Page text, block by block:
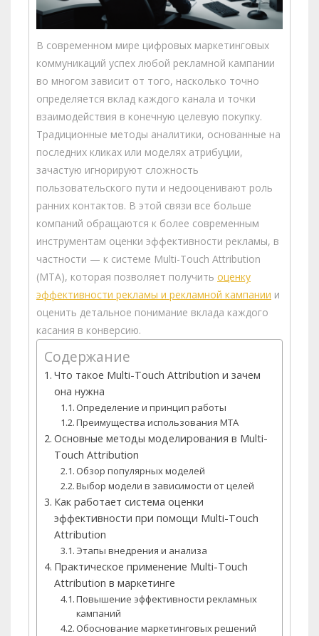
В современном мире цифровых маркетинговых
коммуникаций успех любой рекламной кампании
во многом зависит от того, насколько точно
определяется вклад каждого канала и точки
взаимодействия в конечную целевую покупку.
Традиционные методы аналитики, основанные на
последних кликах или моделях атрибуции,
зачастую игнорируют сложность
пользовательского пути и недооценивают роль
ранних контактов. В этой связи все больше
компаний обращаются к более современным
инструментам оценки эффективности рекламы, в
частности — к системе Multi-Touch Attribution
(MTA), которая позволяет получить оценку
эффективности рекламы и рекламной кампании и
оценить детальное понимание вклада каждого
касания в конверсию.
Содержание
Что такое Multi-Touch Attribution и зачем
она нужна
Определение и принцип работы
Преимущества использования MTA
Основные методы моделирования в Multi-
Touch Attribution
Обзор популярных моделей
Выбор модели в зависимости от целей
Как работает система оценки
эффективности при помощи Multi-Touch
Attribution
Этапы внедрения и анализа
Практическое применение Multi-Touch
Attribution в маркетинге
Повышение эффективности рекламных
кампаний
Обоснование маркетинговых решений